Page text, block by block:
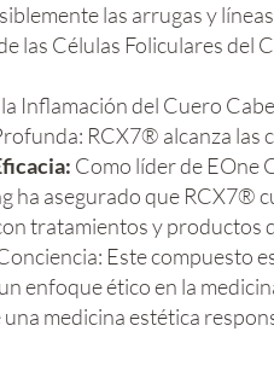
las arrugas y
las Células Foliculares del
Inflamación del Cuero
RCX7® alcanza las
Como líder de EOne
ha asegurado que RCX7®
tratamientos y productos
Este compuesto
enfoque ético en la
medicina estética